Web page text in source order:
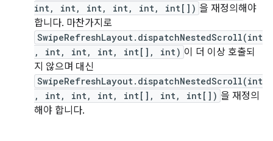
int, int, int, int, int, int[]) 을 재정의해야
합니다. 마찬가지로
SwipeRefreshLayout.dispatchNestedScroll(int
, int, int, int, int[], int) 이 더 이상 호출되
지 않으며 대신
SwipeRefreshLayout.dispatchNestedScroll(int
, int, int, int, int[], int, int[]) 을 재정의
해야 합니다.